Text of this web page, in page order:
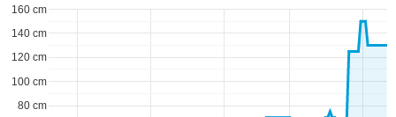
80 cm
100 cm
120 cm
140 cm
160 cm